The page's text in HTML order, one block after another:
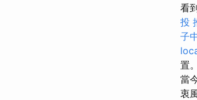
看
投
子
置。
當
衷